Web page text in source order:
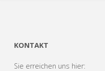
KONTAKT
Sie erreichen uns hier: